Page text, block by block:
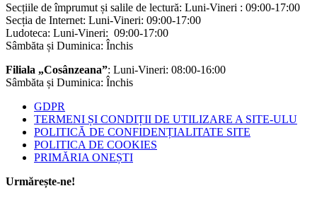
Secțiile de împrumut și salile de lectură: Luni-Vineri : 09:00-17:00
Secția de Internet: Luni-Vineri: 09:00-17:00
Ludoteca: Luni-Vineri: 09:00-17:00
Sâmbăta și Duminica: Închis
Filiala „Cosânzeana”: Luni-Vineri: 08:00-16:00
Sâmbăta și Duminica: Închis
GDPR
TERMENI ȘI CONDIȚII DE UTILIZARE A SITE-ULU
POLITICĂ DE CONFIDENȚIALITATE SITE
POLITICA DE COOKIES
PRIMĂRIA ONEȘTI
Urmărește-ne!